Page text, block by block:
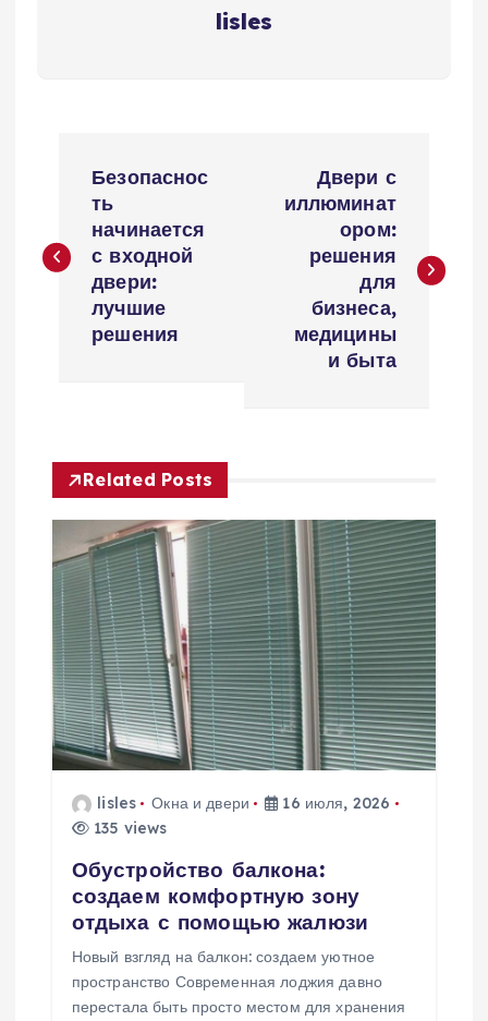
lisles
в
ц
и
я
п
о
з
Безопаснос
ть
начинается
с входной
двери:
лучшие
решения
Двери с
иллюминат
ором:
решения
для
бизнеса,
медицины
и быта
Related Posts
lisles Окна и двери
16 июля, 2026
135 views
Обустройство балкона:
создаем комфортную зону
отдыха с помощью жалюзи
Новый взгляд на балкон: создаем уютное
пространство Современная лоджия давно
перестала быть просто местом для хранения